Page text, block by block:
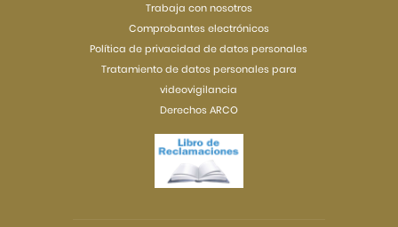
Trabaja con nosotros
Comprobantes electrónicos
Política de privacidad de datos personales
Tratamiento de datos personales para
videovigilancia
Derechos ARCO